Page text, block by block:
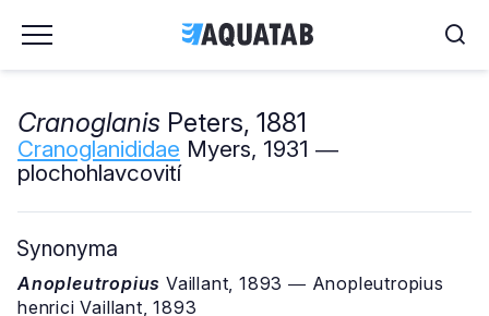
Cranoglanis Peters, 1881
Cranoglanididae Myers, 1931 ―
plochohlavcovití
Synonyma
Anopleutropius Vaillant, 1893 ― Anopleutropius
henrici Vaillant, 1893